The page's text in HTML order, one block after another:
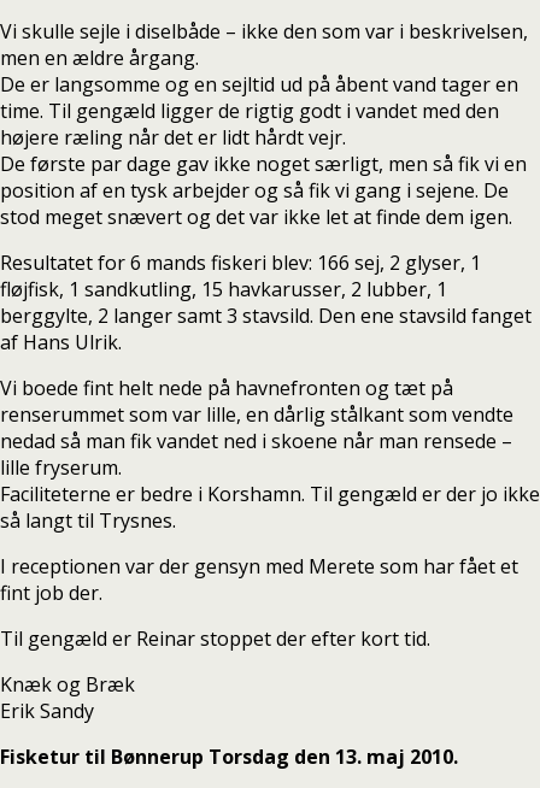
Vi skulle sejle i diselbåde – ikke den som var i beskrivelsen,
men en ældre årgang.
De er langsomme og en sejltid ud på åbent vand tager en
time. Til gengæld ligger de rigtig godt i vandet med den
højere ræling når det er lidt hårdt vejr.
De første par dage gav ikke noget særligt, men så fik vi en
position af en tysk arbejder og så fik vi gang i sejene. De
stod meget snævert og det var ikke let at finde dem igen.
Resultatet for 6 mands fiskeri blev: 166 sej, 2 glyser, 1
fløjfisk, 1 sandkutling, 15 havkarusser, 2 lubber, 1
berggylte, 2 langer samt 3 stavsild. Den ene stavsild fanget
af Hans Ulrik.
Vi boede fint helt nede på havnefronten og tæt på
renserummet som var lille, en dårlig stålkant som vendte
nedad så man fik vandet ned i skoene når man rensede –
lille fryserum.
Faciliteterne er bedre i Korshamn. Til gengæld er der jo ikke
så langt til Trysnes.
I receptionen var der gensyn med Merete som har fået et
fint job der.
Til gengæld er Reinar stoppet der efter kort tid.
Knæk og Bræk
Erik Sandy
Fisketur til Bønnerup Torsdag den 13. maj 2010.